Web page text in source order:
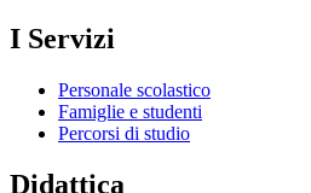
I Servizi
Personale scolastico
Famiglie e studenti
Percorsi di studio
Didattica